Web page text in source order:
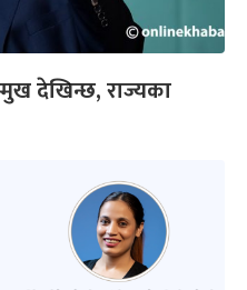
देखिन्छ, राज्यका